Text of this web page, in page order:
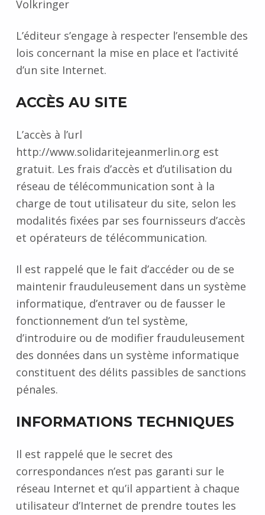
s
l
é
g
l
e
s
Volkringer
L’éditeur s’engage à respecter l’ensemble des
lois concernant la mise en place et l’activité
d’un site Internet.
ACCÈS AU SITE
L’accès à l’url
http://www.solidaritejeanmerlin.org est
gratuit. Les frais d’accès et d’utilisation du
réseau de télécommunication sont à la
charge de tout utilisateur du site, selon les
modalités fixées par ses fournisseurs d’accès
et opérateurs de télécommunication.
Il est rappelé que le fait d’accéder ou de se
maintenir frauduleusement dans un système
informatique, d’entraver ou de fausser le
fonctionnement d’un tel système,
d’introduire ou de modifier frauduleusement
des données dans un système informatique
constituent des délits passibles de sanctions
pénales.
INFORMATIONS TECHNIQUES
Il est rappelé que le secret des
correspondances n’est pas garanti sur le
réseau Internet et qu’il appartient à chaque
utilisateur d’Internet de prendre toutes les